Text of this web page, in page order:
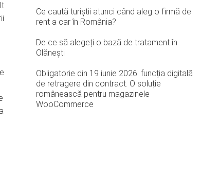
Ce caută turiștii atunci când aleg o firmă de
rent a car în România?
De ce să alegeți o bază de tratament în
Olănești
Obligatorie din 19 iunie 2026: funcția digitală
de retragere din contract. O soluție
românească pentru magazinele
WooCommerce